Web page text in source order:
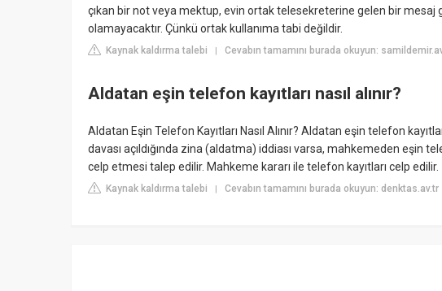
çıkan bir not veya mektup, evin ortak telesekreterine gelen bir mesaj
olamayacaktır. Çünkü ortak kullanıma tabi değildir.
Kaynak kaldırma talebi | Cevabın tamamını burada okuyun:
Aldatan eşin telefon kayıtları nasıl alınır?
Aldatan Eşin Telefon Kayıtları Nasıl Alınır? Aldatan eşin telefon
davası açıldığında zina (aldatma) iddiası varsa, mahkemeden eşin
celp etmesi talep edilir. Mahkeme kararı ile telefon kayıtları celp edilir.
Kaynak kaldırma talebi | Cevabın tamamını burada okuyun: denktas.av.tr